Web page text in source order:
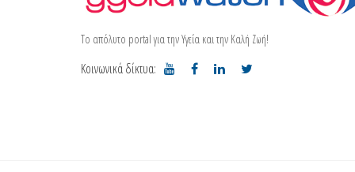
Το απόλυτο portal για την Υγεία και την Καλή Ζωή!
Κοινωνικά δίκτυα: